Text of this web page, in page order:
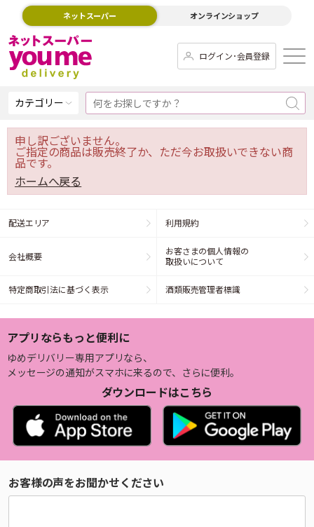
ネットスーパー オンラインショップ
ログイン･会員登録
カテゴリー
申し訳ございません。
ご指定の商品は販売終了か、ただ今お取扱いできない商
品です。
ホームへ戻る
配送エリア 利用規約
会社概要
お客さまの個人情報の
取扱いについて
特定商取引法に基づく表示 酒類販売管理者標識
アプリならもっと便利に
ゆめデリバリー専用アプリなら、
メッセージの通知がスマホに来るので、さらに便利。
ダウンロードはこちら
お客様の声をお聞かせください